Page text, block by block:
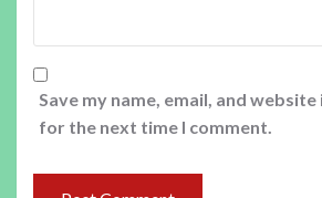
Save my name, email, and
for the next time I comment.